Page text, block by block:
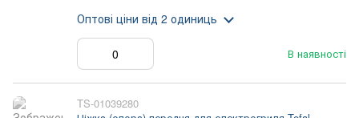
В наявності
Оптові ціни від 2 одиниць
TS-01039280